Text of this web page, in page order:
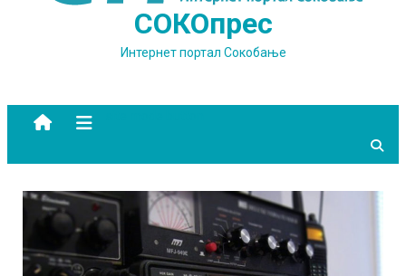
СОКОпрес
Интернет портал Сокобање